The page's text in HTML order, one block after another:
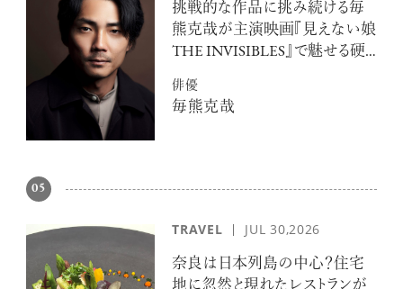
挑戦的な作品に挑み続ける毎
熊克哉が主演映画『見えない娘
THE INVISIBLES』で魅せる硬
俳優
毎熊克哉
05
TRAVEL JUL 30,2026
奈良は日本列島の中心？住宅